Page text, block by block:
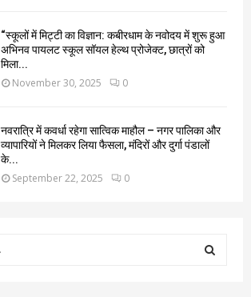
“स्कूलों में मिट्टी का विज्ञान: कबीरधाम के नवोदय में शुरू हुआ
अभिनव पायलट स्कूल सॉयल हेल्थ प्रोजेक्ट, छात्रों को
मिला...
November 30, 2025 0
नवरात्रि में कवर्धा रहेगा सात्विक माहौल – नगर पालिका और
व्यापारियों ने मिलकर लिया फैसला, मंदिरों और दुर्गा पंडालों
के...
September 22, 2025 0